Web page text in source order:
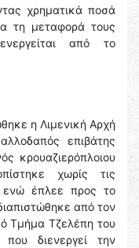
χρηματικά ποσά
τη μεταφορά τους
από το
η Λιμενική Αρχή
επιβάτης
κρουαζιερόπλοιου
χωρίς τις
ενώ έπλεε προς το
από τον
Τμήμα Τζελέπη του
που διενεργεί την